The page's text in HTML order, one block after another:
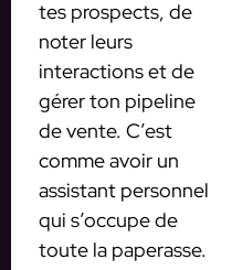
tes prospects, de
noter leurs
interactions et de
gérer ton pipeline
de vente. C’est
comme avoir un
assistant personnel
qui s’occupe de
toute la paperasse.